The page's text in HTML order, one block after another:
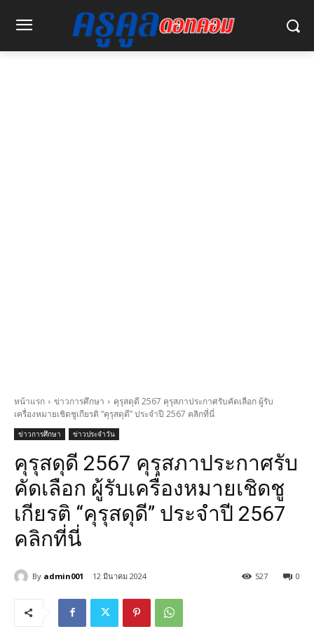
หน้าแรก ข่าวการศึกษา
คุรุสดุดี 2567 คุรุสภาประกาศรับคัดเลือก ผู้รับ
เครื่องหมายเชิดชูเกียรติ “คุรุสดุดี” ประจำปี 2567 คลิกที่นี่
ข่าวการศึกษา ข่าวประจำวัน
คุรุสดุดี 2567 คุรุสภาประกาศรับ
คัดเลือก ผู้รับเครื่องหมายเชิดชู
เกียรติ “คุรุสดุดี” ประจำปี 2567
คลิกที่นี่
By admin001 12 มีนาคม 2024 0
527